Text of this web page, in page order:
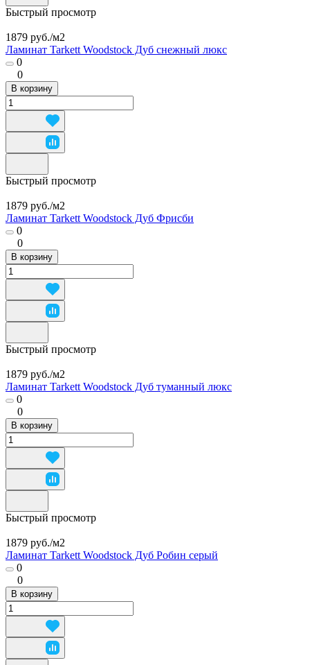
Быстрый просмотр
1879 руб./м2
Ламинат Tarkett Woodstock Дуб снежный люкс
0
0
В корзину
Быстрый просмотр
1879 руб./м2
Ламинат Tarkett Woodstock Дуб Фрисби
0
0
В корзину
Быстрый просмотр
1879 руб./м2
Ламинат Tarkett Woodstock Дуб туманный люкс
0
0
В корзину
Быстрый просмотр
1879 руб./м2
Ламинат Tarkett Woodstock Дуб Робин серый
0
0
В корзину